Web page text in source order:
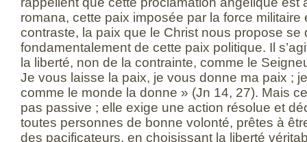
romana, cette paix imposée par la force
contraste, la paix que le Christ nous propose se
fondamentalement de cette paix politique. Il
la liberté, non de la contrainte, comme le
Je vous laisse la paix, je vous donne ma paix ;
comme le monde la donne » (Jn 14, 27). Mais
pas passive ; elle exige une action résolue et
toutes personnes de bonne volonté, prêtes à
des pacificateurs, en choisissant la liberté